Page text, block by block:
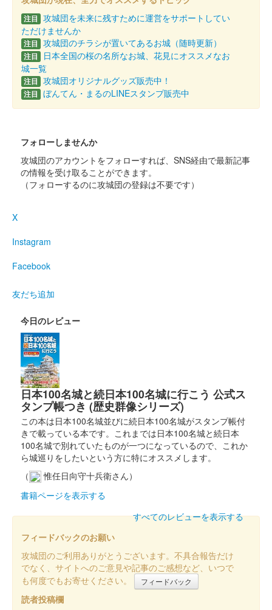
注目 攻城団を未来に残すために運営をサポートしてい
ただけませんか
注目 攻城団のチラシが置いてあるお城（随時更新）
注目
日本全国の桜の名所なお城、花見にオススメなお
城一覧
注目 攻城団オリジナルグッズ販売中！
注目 ぼんてん・まるのLINEスタンプ販売中
フォローしませんか
攻城団のアカウントをフォローすれば、SNS経由で最新記事
の情報を受け取ることができます。
（フォローするのに攻城団の登録は不要です）
X
Instagram
Facebook
友だち追加
今日のレビュー
日本100名城と続日本100名城に行こう 公式ス
タンプ帳つき (歴史群像シリーズ)
この本は日本100名城並びに続日本100名城がスタンプ帳付
きで載っている本です。これまでは日本100名城と続日本
100名城で別れていたものが一つになっているので、これか
ら城巡りをしたいという方に特にオススメします。
（
惟任日向守十兵衛さん）
書籍ページを表示する
すべてのレビューを表示する
フィードバックのお願い
攻城団のご利用ありがとうございます。不具合報告だけ
でなく、サイトへのご意見や記事のご感想など、いつで
も何度でもお寄せください。
フィードバック
読者投稿欄